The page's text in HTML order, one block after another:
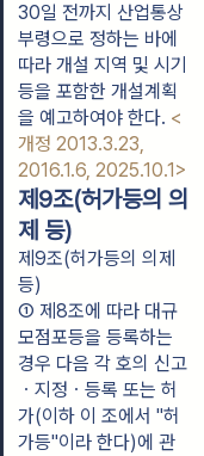
30일 전까지 산업통상
부령으로 정하는 바에
따라 개설 지역 및 시기
등을 포함한 개설계획
을 예고하여야 한다. <
개정 2013.3.23,
2016.1.6, 2025.10.1>
제9조(허가등의 의
제 등)
제9조(허가등의 의제
등)
① 제8조에 따라 대규
모점포등을 등록하는
경우 다음 각 호의 신고
ㆍ지정ㆍ등록 또는 허
가(이하 이 조에서 "허
가등"이라 한다)에 관